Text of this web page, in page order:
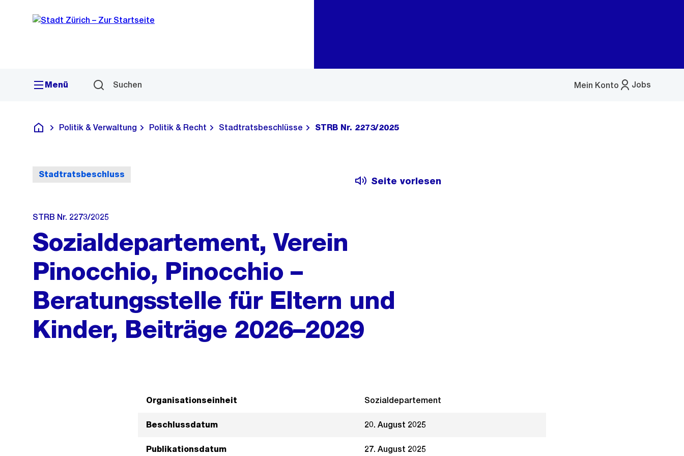
Navigation
Sprunglink
Menü Suchen Jobs
Mein Konto
Menü
Deutsch
Politik & Verwaltung Politik & Recht Stadtratsbeschlüsse STRB Nr. 2273/2025
Stadtratsbeschluss
Seite vorlesen
STRB Nr. 2273/2025
Sozialdepartement, Verein
Pinocchio, Pinocchio –
Beratungsstelle für Eltern und
Kinder, Beiträge 2026–2029
Organisationseinheit Sozialdepartement
Beschlussdatum 20. August 2025
Publikationsdatum 27. August 2025